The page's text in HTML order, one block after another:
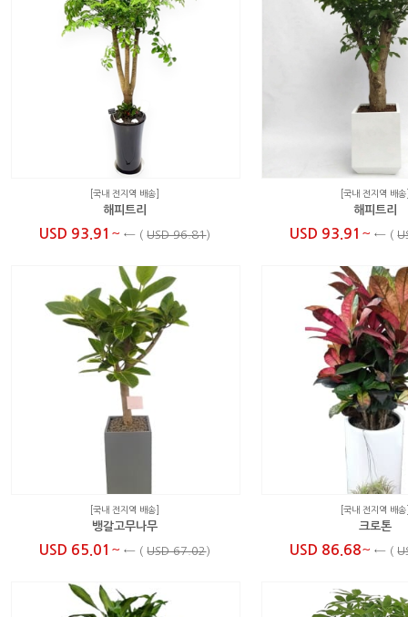
[국내 전지역 배송]
해피트리
USD 93.91 ~ ← (USD 96.81)
[국내 전지역 배
해피트리
USD 93.91 ~ ← (
[국내 전지역 배송]
뱅갈고무나무
USD 65.01 ~ ← (USD 67.02)
[국내 전지역 배
크로톤
USD 86.68~ ← (